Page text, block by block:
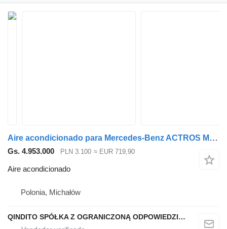
Aire acondicionado para Mercedes-Benz ACTROS MP4 cabeza tractora
Gs. 4.953.000 PLN 3.100 ≈ EUR 719,90
Aire acondicionado
Polonia, Michałów
QINDITO SPÓŁKA Z OGRANICZONĄ ODPOWIEDZIALNOŚCIĄ